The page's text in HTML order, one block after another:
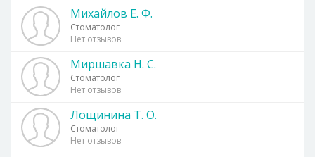
Михайлов Е. Ф.
Стоматолог
Нет отзывов
Миршавка Н. С.
Стоматолог
Нет отзывов
Лощинина Т. О.
Стоматолог
Нет отзывов